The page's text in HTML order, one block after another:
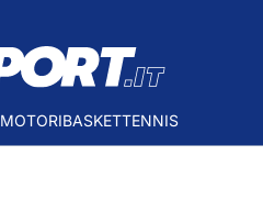
MOTORIBASKETTENNIS